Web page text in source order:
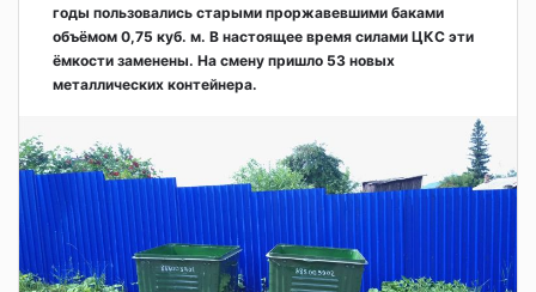
годы пользовались старыми проржавевшими баками
объёмом 0,75 куб. м. В настоящее время силами ЦКС эти
ёмкости заменены. На смену пришло 53 новых
металлических контейнера.